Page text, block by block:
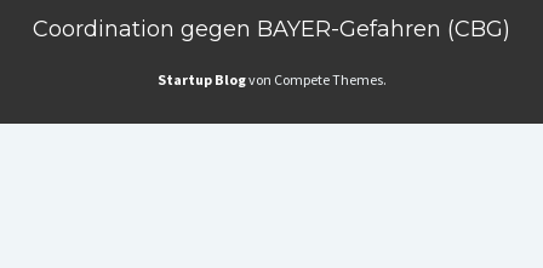
Coordination gegen BAYER-Gefahren (CBG)
Startup Blogvon Compete Themes.